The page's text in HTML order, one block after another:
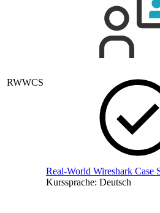
RWWCS
Real-World Wireshark Case
Kurssprache: Deutsch